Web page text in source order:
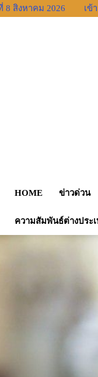
8 สิงหาคม 2026 เข้
HOME ข่าวด่วน
ความสัมพันธ์ต่างประ